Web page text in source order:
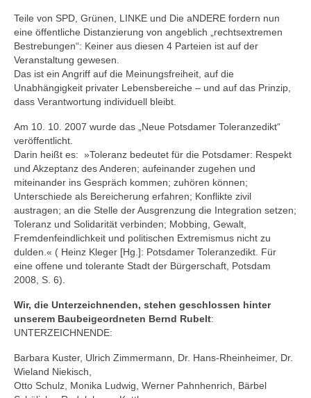
Teile von SPD, Grünen, LINKE und Die aNDERE fordern nun
eine öffentliche Distanzierung von angeblich „rechtsextremen
Bestrebungen“: Keiner aus diesen 4 Parteien ist auf der
Veranstaltung gewesen.
Das ist ein Angriff auf die Meinungsfreiheit, auf die
Unabhängigkeit privater Lebensbereiche – und auf das Prinzip,
dass Verantwortung individuell bleibt.
Am 10. 10. 2007 wurde das „Neue Potsdamer Toleranzedikt“
veröffentlicht.
Darin heißt es: »Toleranz bedeutet für die Potsdamer: Respekt
und Akzeptanz des Anderen; aufeinander zugehen und
miteinander ins Gespräch kommen; zuhören können;
Unterschiede als Bereicherung erfahren; Konflikte zivil
austragen; an die Stelle der Ausgrenzung die Integration setzen;
Toleranz und Solidarität verbinden; Mobbing, Gewalt,
Fremdenfeindlichkeit und politischen Extremismus nicht zu
dulden.« ( Heinz Kleger [Hg.]: Potsdamer Toleranzedikt. Für
eine offene und tolerante Stadt der Bürgerschaft, Potsdam
2008, S. 6).
Wir, die Unterzeichnenden, stehen geschlossen hinter
unserem Baubeigeordneten Bernd Rubelt:
UNTERZEICHNENDE:
Barbara Kuster, Ulrich Zimmermann, Dr. Hans-Rheinheimer, Dr.
Wieland Niekisch,
Otto Schulz, Monika Ludwig, Werner Pahnhenrich, Bärbel